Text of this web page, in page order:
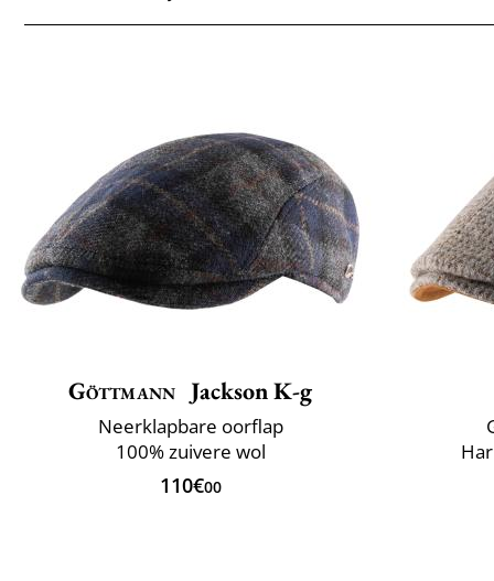
Göttmann Jackson K-g
Neerklapbare oorflap
100% zuivere wol
110€00